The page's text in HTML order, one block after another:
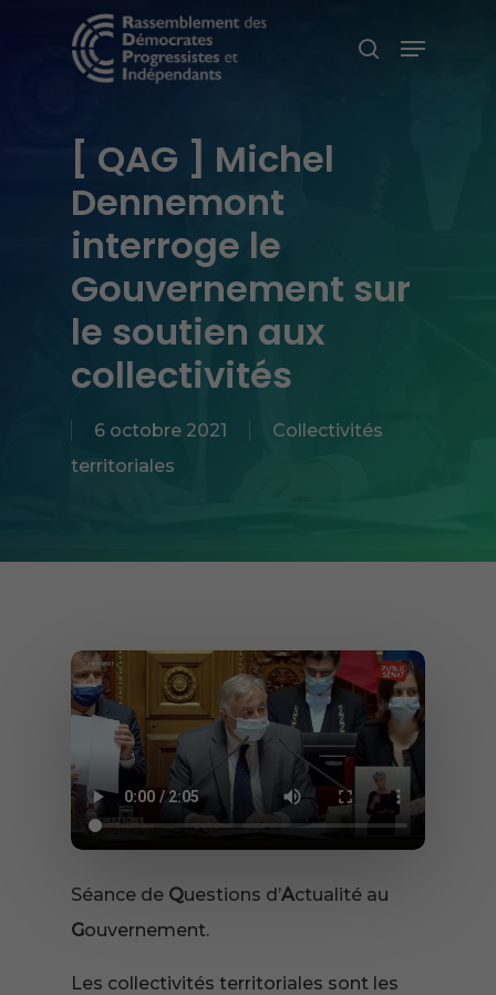
search
Menu
[ QAG ] Michel
Dennemont
interroge le
Gouvernement sur
le soutien aux
collectivités
6 octobre 2021
Collectivités
territoriales
Séance de Questions d’Actualité au
Gouvernement.
Les collectivités territoriales sont les